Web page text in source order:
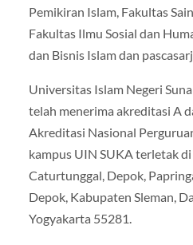
Pemikiran Islam, Fakultas
Fakultas Ilmu Sosial dan
dan Bisnis Islam dan
Universitas Islam Negeri
telah menerima akreditasi A
Akreditasi Nasional
kampus UIN SUKA terletak
Caturtunggal, Depok,
Depok, Kabupaten Sleman,
Yogyakarta 55281.